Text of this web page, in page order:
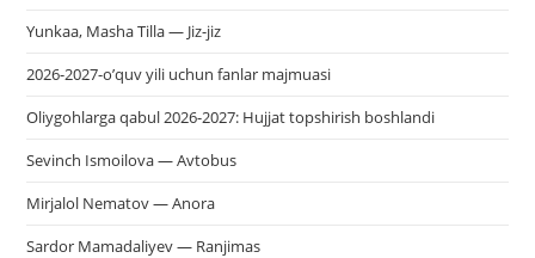
Yunkaa, Masha Tilla — Jiz-jiz
2026-2027-o’quv yili uchun fanlar majmuasi
Oliygohlarga qabul 2026-2027: Hujjat topshirish boshlandi
Sevinch Ismoilova — Avtobus
Mirjalol Nematov — Anora
Sardor Mamadaliyev — Ranjimas